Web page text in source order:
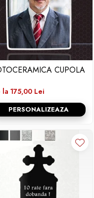
CUPOLA
la 175,00 Lei
PERSONALIZEAZA